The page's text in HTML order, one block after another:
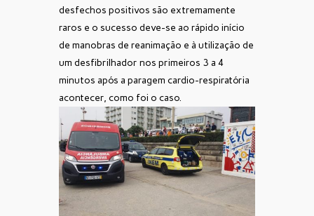
desfechos positivos são extremamente
raros e o sucesso deve-se ao rápido início
de manobras de reanimação e à utilização de
um desfibrilhador nos primeiros 3 a 4
minutos após a paragem cardio-respiratória
acontecer, como foi o caso.